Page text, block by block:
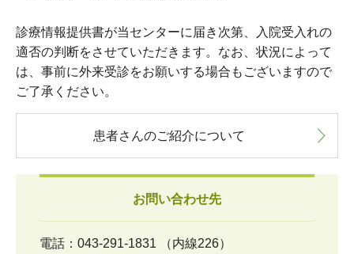
診療情報提供書が当センターに届き次第、入院受入れの
適否の判断をさせていただきます。なお、状況によって
は、事前に外来受診をお願いする場合もございますので
ご了承ください。
患者さんのご紹介について
お問い合わせ先
電話：043-291-1831 （内線226）